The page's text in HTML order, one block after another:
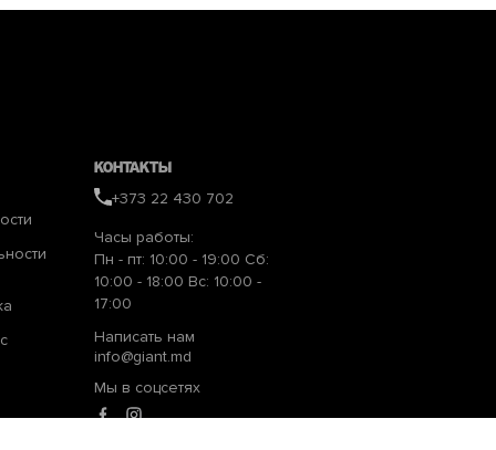
Контакты
+373 22 430 702
Часы работы:
Пн - пт: 10:00 - 19:00 Сб:
10:00 - 18:00 Вс: 10:00 -
17:00
Написать нам
info@giant.md
Мы в соцсетях